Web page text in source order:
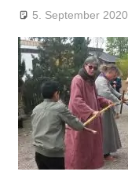
5. September 2020